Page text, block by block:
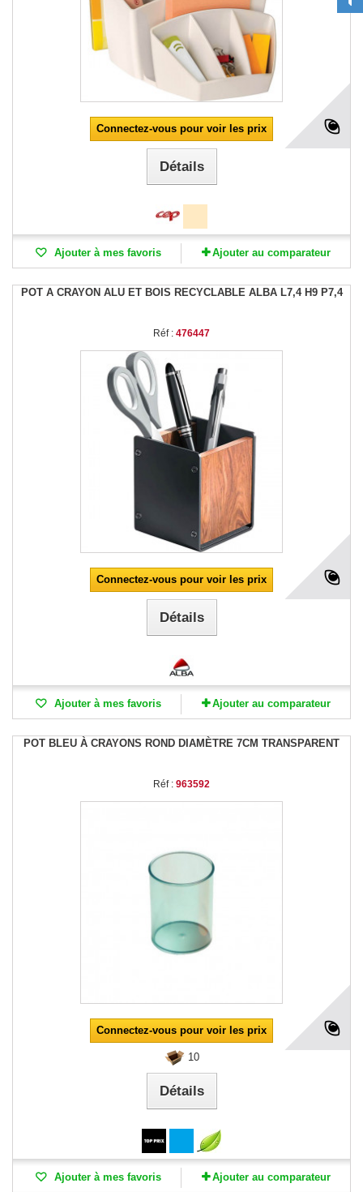
Connectez-vous pour voir les prix
Détails
Ajouter à mes favoris Ajouter au comparateur
POT A CRAYON ALU ET BOIS RECYCLABLE ALBA L7,4 H9 P7,4
Réf : 476447
Connectez-vous pour voir les prix
Détails
Ajouter à mes favoris Ajouter au comparateur
POT BLEU À CRAYONS ROND DIAMÈTRE 7CM TRANSPARENT
Réf : 963592
Connectez-vous pour voir les prix
10
Détails
Ajouter à mes favoris Ajouter au comparateur